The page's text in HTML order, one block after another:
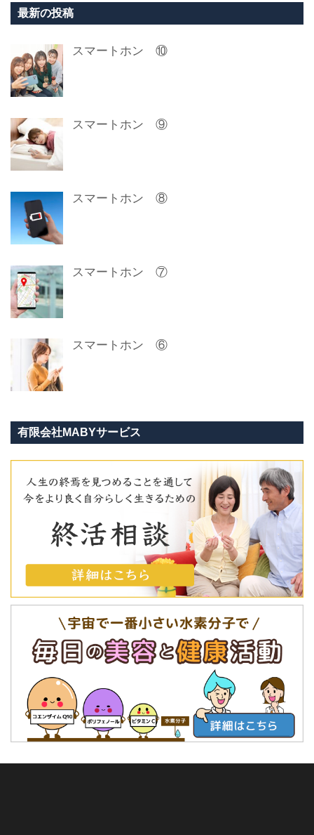
最新の投稿
スマートホン ⑩
スマートホン ⑨
スマートホン ⑧
スマートホン ⑦
スマートホン ⑥
有限会社MABYサービス